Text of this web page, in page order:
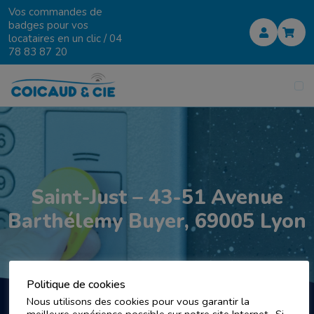
Vos commandes de
badges pour vos
locataires en un clic /04
78 83 87 20
Saint-Just – 43-51 Avenue
Barthélemy Buyer, 69005 Lyon
Politique de cookies
Nous utilisons des cookies pour vous garantir la